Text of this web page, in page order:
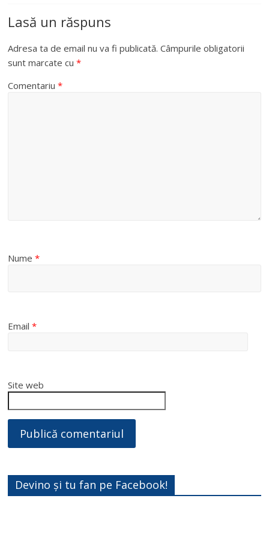
Lasă un răspuns
Adresa ta de email nu va fi publicată. Câmpurile obligatorii
sunt marcate cu*
Comentariu*
Nume*
Email*
Site web
Devino și tu fan pe Facebook!